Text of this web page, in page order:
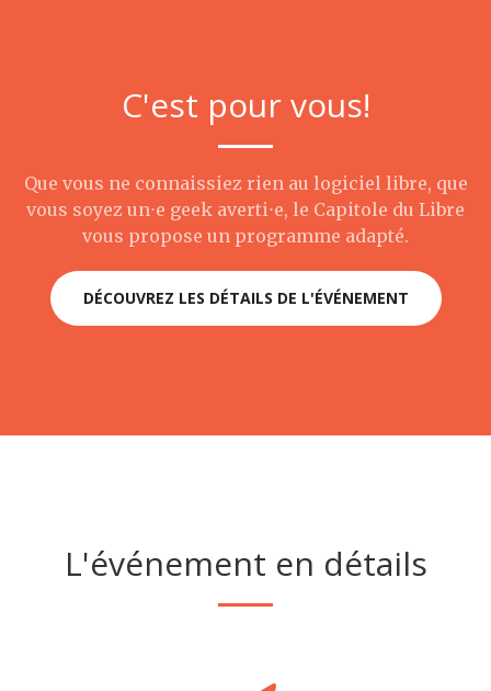
C'est pour vous!
Que vous ne connaissiez rien au logiciel libre, que
vous soyez un⋅e geek averti⋅e, le Capitole du Libre
vous propose un programme adapté.
DÉCOUVREZ LES DÉTAILS DE L'ÉVÉNEMENT
L'événement en détails